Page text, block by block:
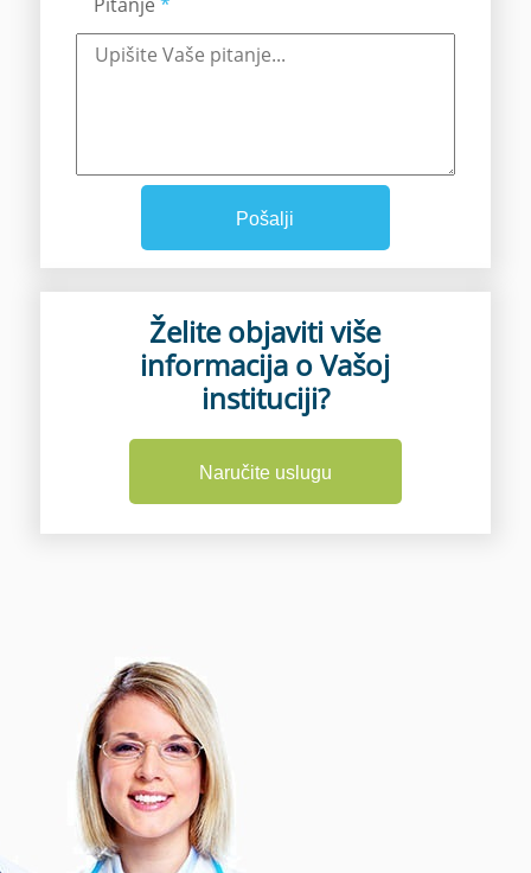
Pošalji
Želite objaviti više
informacija o Vašoj
instituciji?
Naručite uslugu
dodavanje ili izmjena podataka,
postavljanje galerije fotografija, karta sa
lokacijom, dvije objave na naslovnici,
promo ili intervju, te dvije objave vašeg
sadržaja na društvenim mrežama.
Cijena usluge: 12 mj. 199 EUR + PDV